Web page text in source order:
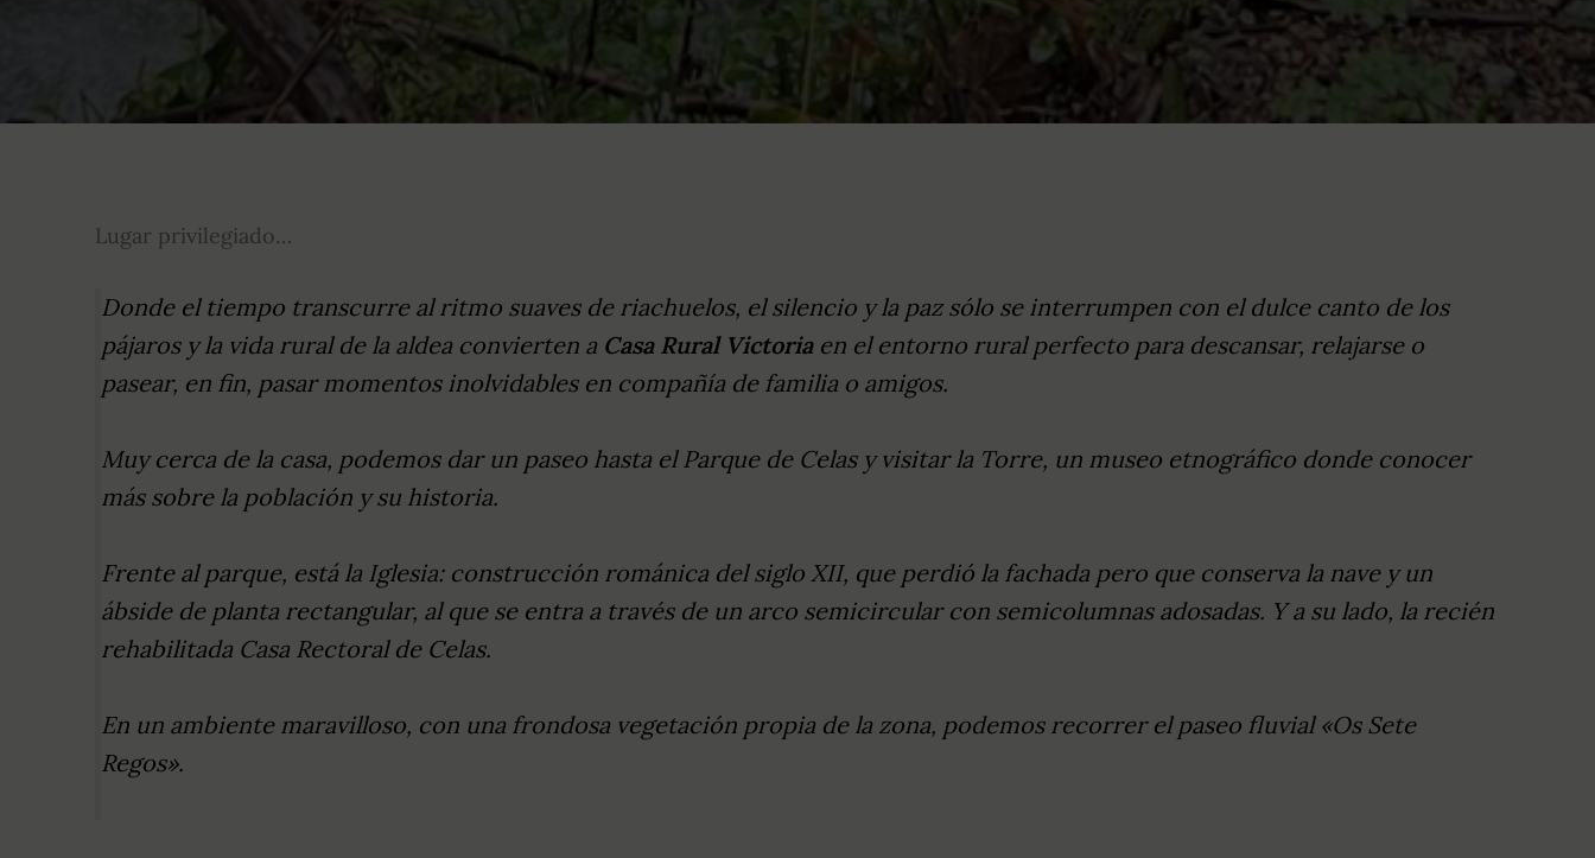
Lugar privilegiado…
Donde el tiempo transcurre al ritmo suaves de riachuelos, el silencio y la paz sólo se interrumpen con el dulce canto de los
pájaros y la vida rural de la aldea convierten a Casa Rural Victoriaen el entorno rural perfecto para descansar, relajarse o
pasear, en fin, pasar momentos inolvidables en compañía de familia o amigos.
Muy cerca de la casa, podemos dar un paseo hasta el Parque de Celas y visitar la Torre, un museo etnográfico donde conocer
más sobre la población y su historia.
Frente al parque, está la Iglesia: construcción románica del siglo XII, que perdió la fachada pero que conserva la nave y un
ábside de planta rectangular, al que se entra a través de un arco semicircular con semicolumnas adosadas. Y a su lado, la recién
rehabilitada Casa Rectoral de Celas.
En un ambiente maravilloso, con una frondosa vegetación propia de la zona, podemos recorrer el paseo fluvial «Os Sete
Regos».